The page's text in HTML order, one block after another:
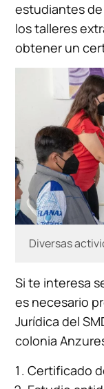
estudiantes
los talleres
obtener un
Diversas
Si te interesa
es necesario
Jurídica del
colonia
Certificado